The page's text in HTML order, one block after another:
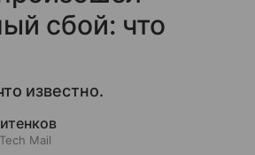
сбой: что
известно.
Mail